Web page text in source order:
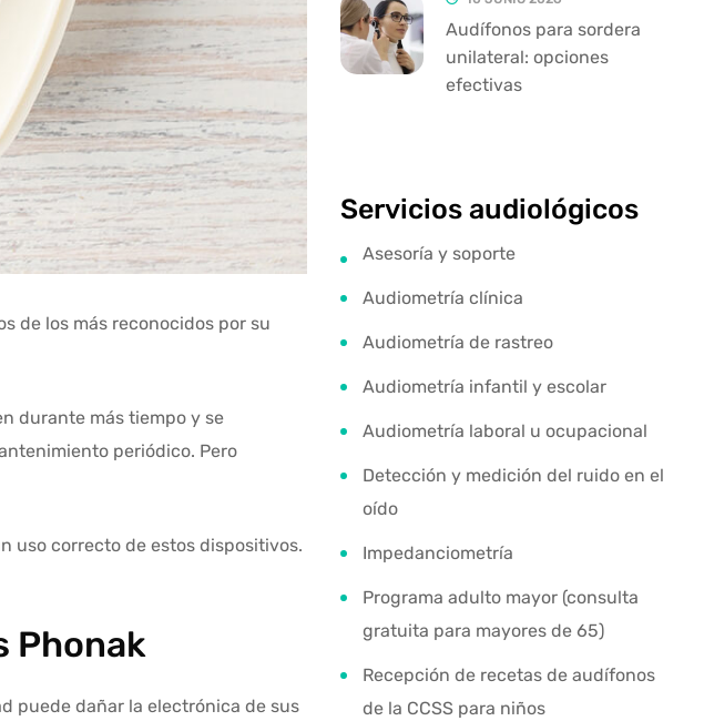
de los más reconocidos por su
durante más tiempo y se
periódico. Pero
uso correcto de estos dispositivos.
Phonak
puede dañar la electrónica de sus
Audífonos para sordera
unilateral: opciones
efectivas
Servicios audiológicos
Asesoría y soporte
Audiometría clínica
Audiometría de rastreo
Audiometría infantil y escolar
Audiometría laboral u ocupacional
Detección y medición del ruido en el
oído
Impedanciometría
Programa adulto mayor (consulta
gratuita para mayores de 65)
Recepción de recetas de audífonos
de la CCSS para niños